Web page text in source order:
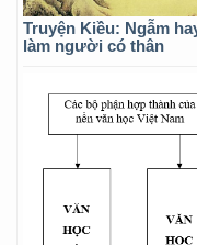
Truyện Kiều: Ngẫm
làm người có thân